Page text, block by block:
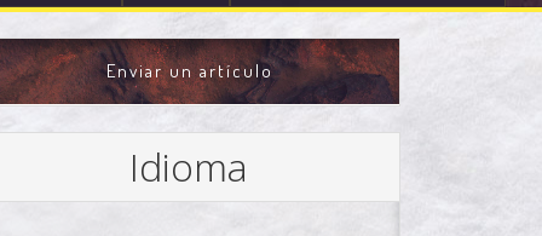
ARTÍCULO
Enviar un artículo
Idioma